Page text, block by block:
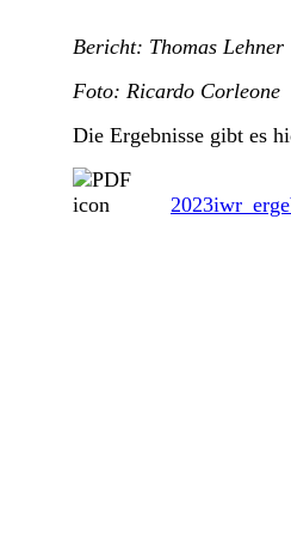
Bericht: Thomas Lehner
Foto: Ricardo Corleone
Die Ergebnisse gibt es